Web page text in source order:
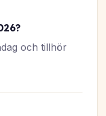
och tillhör